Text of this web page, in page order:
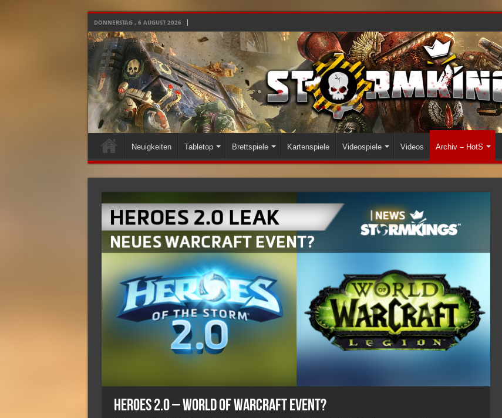
DONNERSTAG , 6 AUGUST 2026
Neuigkeiten Tabletop Brettspiele Kartenspiele Videospiele Videos Archiv – HotS
Heroes 2.0 – World of Warcraft Event?